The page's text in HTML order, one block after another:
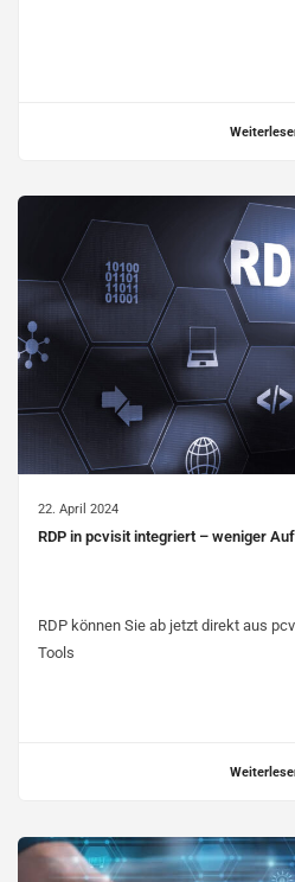
22. April 2024
RDP in pcvisit integriert – weniger
RDP können Sie ab jetzt direkt aus
Tools